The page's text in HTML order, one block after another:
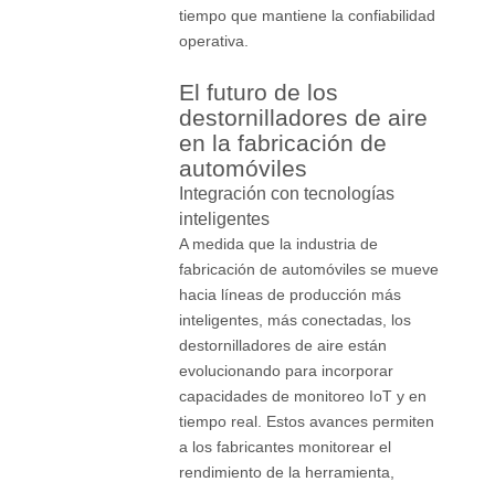
tiempo que mantiene la confiabilidad
operativa.
El futuro de los
destornilladores de aire
en la fabricación de
automóviles
Integración con tecnologías
inteligentes
A medida que la industria de
fabricación de automóviles se mueve
hacia líneas de producción más
inteligentes, más conectadas, los
destornilladores de aire están
evolucionando para incorporar
capacidades de monitoreo IoT y en
tiempo real. Estos avances permiten
a los fabricantes monitorear el
rendimiento de la herramienta,